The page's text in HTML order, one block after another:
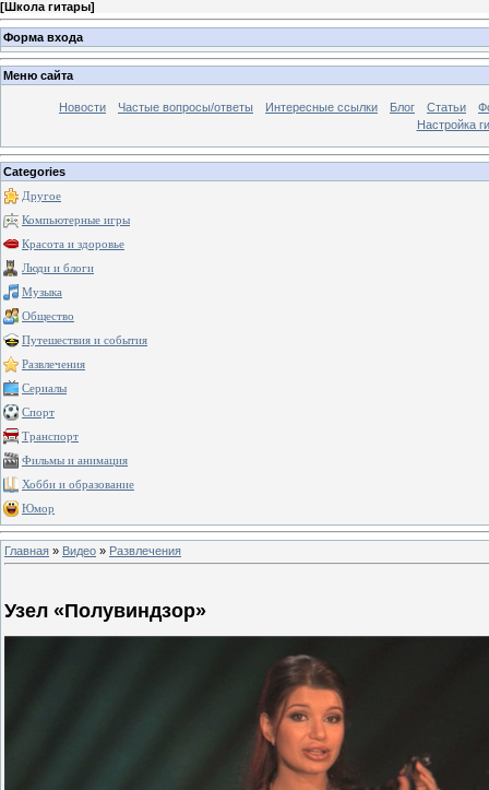
[Школа гитары]
Форма входа
Меню сайта
Новости Частые вопросы/ответы Интересные ссылки Блог Статьи
Настройка
Categories
Другое
Компьютерные игры
Красота и здоровье
Люди и блоги
Музыка
Общество
Путешествия и события
Развлечения
Сериалы
Спорт
Транспорт
Фильмы и анимация
Хобби и образование
Юмор
Главная » Видео » Развлечения
Узел «Полувиндзор»